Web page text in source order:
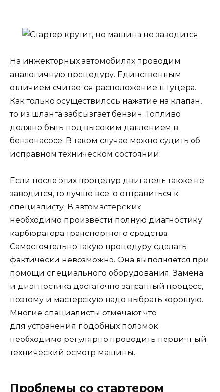
На инжекторных автомобилях проводим
аналогичную процедуру. Единственным
отличием считается расположение штуцера.
Как только осуществилось нажатие на клапан,
то из шланга забрызгает бензин. Топливо
должно быть под высоким давлением в
бензонасосе. В таком случае можно судить об
исправном техническом состоянии.
Если после этих процедур двигатель также не
заводится, то лучше всего отправиться к
специалисту. В автомастерских
необходимо произвести полную диагностику
карбюратора транспортного средства.
Самостоятельно такую процедуру сделать
фактически невозможно. Она выполняется при
помощи специального оборудования. Замена
и диагностика достаточно затратный процесс,
поэтому и мастерскую надо выбрать хорошую.
Многие специалисты отмечают что
для устранения подобных поломок
необходимо регулярно проводить первичный
технический осмотр машины.
Проблемы со стартером